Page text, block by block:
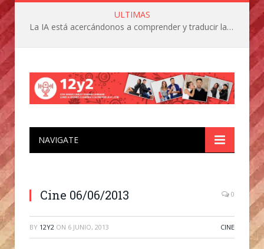
ULTIMAS
La IA está acercándonos a comprender y traducir las vocalizaciones y comportamientos de nuestras mascotas
NAVIGATE
Cine 06/06/2013 0
BY 12Y2 ON 6 JUNIO, 2013 CINE